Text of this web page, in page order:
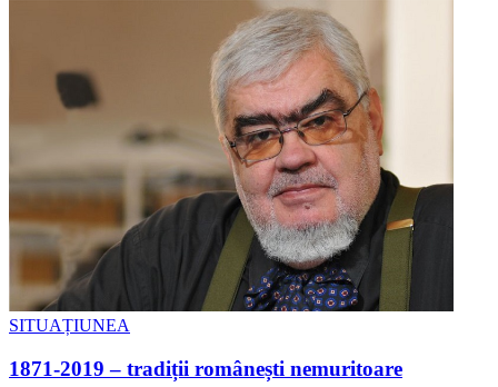
SITUAȚIUNEA
1871-2019 – tradiții românești nemuritoare